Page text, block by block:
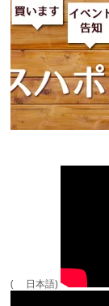
( 日本語)